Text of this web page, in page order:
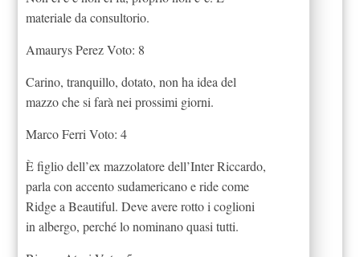
materiale da consultorio.
Amaurys Perez Voto: 8
Carino, tranquillo, dotato, non ha idea del
mazzo che si farà nei prossimi giorni.
Marco Ferri Voto: 4
È figlio dell’ex mazzolatore dell’Inter Riccardo,
parla con accento sudamericano e ride come
Ridge a Beautiful. Deve avere rotto i coglioni
in albergo, perché lo nominano quasi tutti.